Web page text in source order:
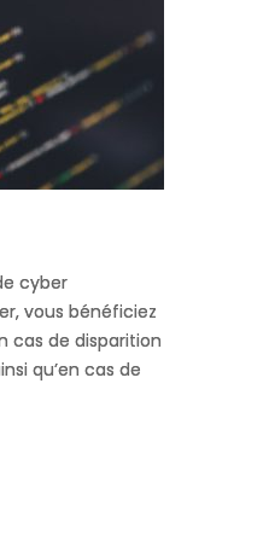
cyber
vous bénéficiez
cas de disparition
qu’en cas de